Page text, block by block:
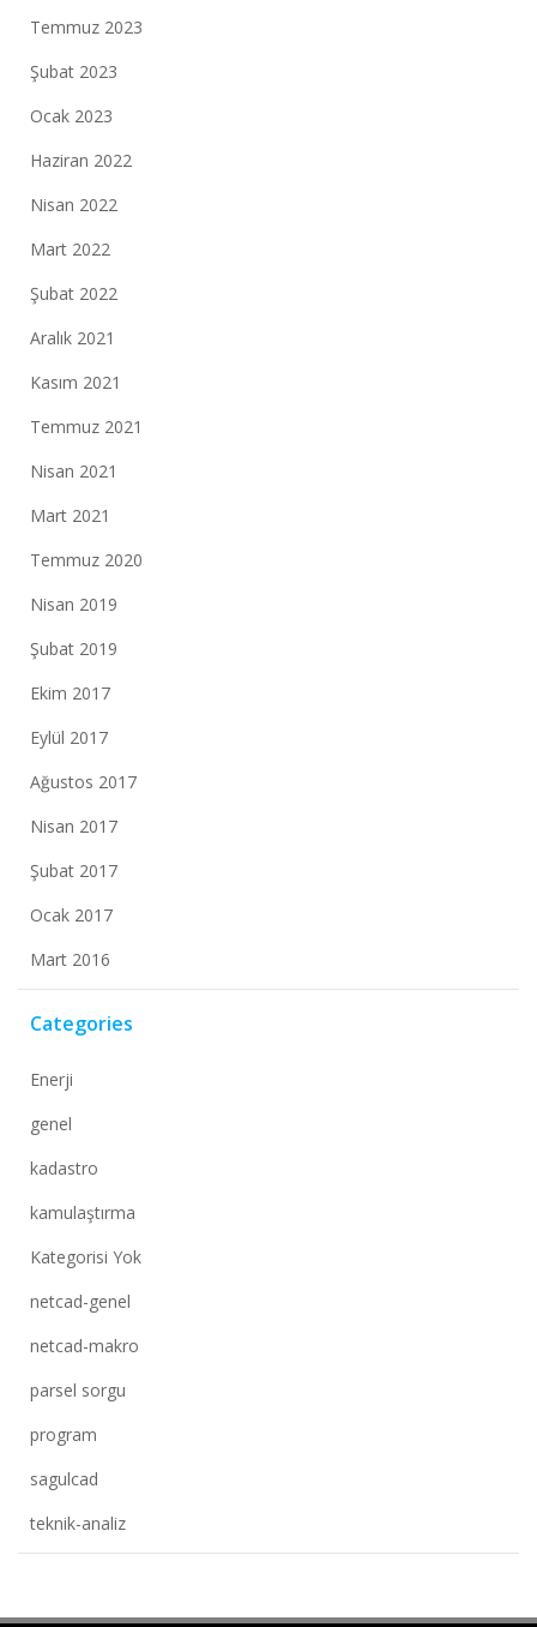
Temmuz 2023
Şubat 2023
Ocak 2023
Haziran 2022
Nisan 2022
Mart 2022
Şubat 2022
Aralık 2021
Kasım 2021
Temmuz 2021
Nisan 2021
Mart 2021
Temmuz 2020
Nisan 2019
Şubat 2019
Ekim 2017
Eylül 2017
Ağustos 2017
Nisan 2017
Şubat 2017
Ocak 2017
Mart 2016
Categories
Enerji
genel
kadastro
kamulaştırma
Kategorisi Yok
netcad-genel
netcad-makro
parsel sorgu
program
sagulcad
teknik-analiz